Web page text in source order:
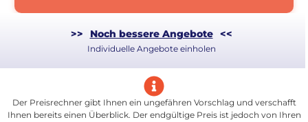
>> Noch bessere Angebote <<
Individuelle Angebote einholen
Der Preisrechner gibt Ihnen ein ungefähren Vorschlag und verschafft
Ihnen bereits einen Überblick. Der endgültige Preis ist jedoch von Ihren